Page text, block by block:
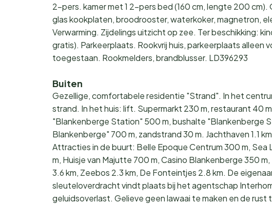
2-pers. kamer met 1 2-pers bed (160 cm, lengte 200
glas kookplaten, broodrooster, waterkoker, magnetron,
Verwarming. Zijdelings uitzicht op zee. Ter beschikking:
gratis). Parkeerplaats. Rookvrij huis, parkeerplaats alleen
toegestaan. Rookmelders, brandblusser. LD396293
Buiten
Gezellige, comfortabele residentie "Strand". In het
strand. In het huis: lift. Supermarkt 230 m, restaurant 40
"Blankenberge Station" 500 m, bushalte "Blankenberge
Blankenberge" 700 m, zandstrand 30 m. Jachthaven 1.1
Attracties in de buurt: Belle Epoque Centrum 300 m, Sea
m, Huisje van Majutte 700 m, Casino Blankenberge 350
3.6 km, Zeebos 2.3 km, De Fonteintjes 2.8 km. De
sleuteloverdracht vindt plaats bij het agentschap
geluidsoverlast. Gelieve geen lawaai te maken en de rust